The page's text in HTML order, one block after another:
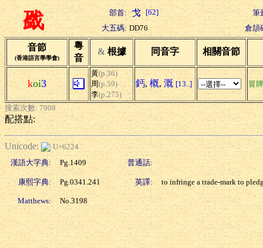
戤 部首: [62]
筆
大五碼: DD76 倉頡
音節
(香港語言學學會)
粵
音
& 根據 同音字 相關音節
koi3
黃(p.36)
周(p.59)
李(p.275)
鈣, 概, 溉 [13..] 冒
搜索次數: 7908
配搭點:
Unicode:
U+6224
漢語大字典:
Pg.1409 普通話:
康熙字典: Pg.0341.241 英譯: to infringe a trade-mark to
Matthews: No.3198